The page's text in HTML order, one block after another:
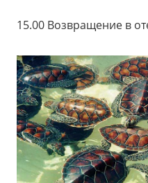
15.00 Возвращение в